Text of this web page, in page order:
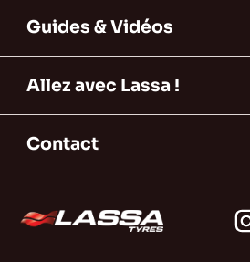
Guides & Vidéos
Allez avec Lassa !
Contact